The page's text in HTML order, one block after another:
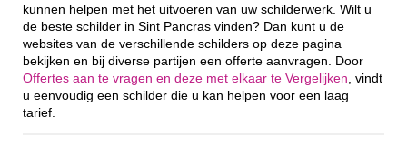
kunnen helpen met het uitvoeren van uw schilderwerk. Wilt u
de beste schilder in Sint Pancras vinden? Dan kunt u de
websites van de verschillende schilders op deze pagina
bekijken en bij diverse partijen een offerte aanvragen. Door
Offertes aan te vragen en deze met elkaar te Vergelijken , vindt
u eenvoudig een schilder die u kan helpen voor een laag
tarief.